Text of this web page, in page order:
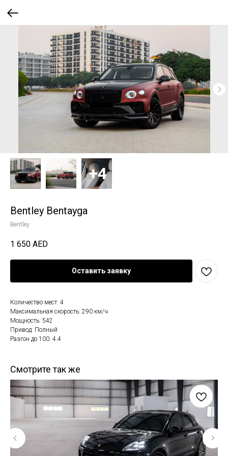
Bentley Bentayga
Bentley
1 650 AED
Оставить заявку
Количество мест: 4
Максимальная скорость: 290 км/ч
Мощность: 542
Привод: Полный
Разгон до 100: 4.4
Смотрите так же